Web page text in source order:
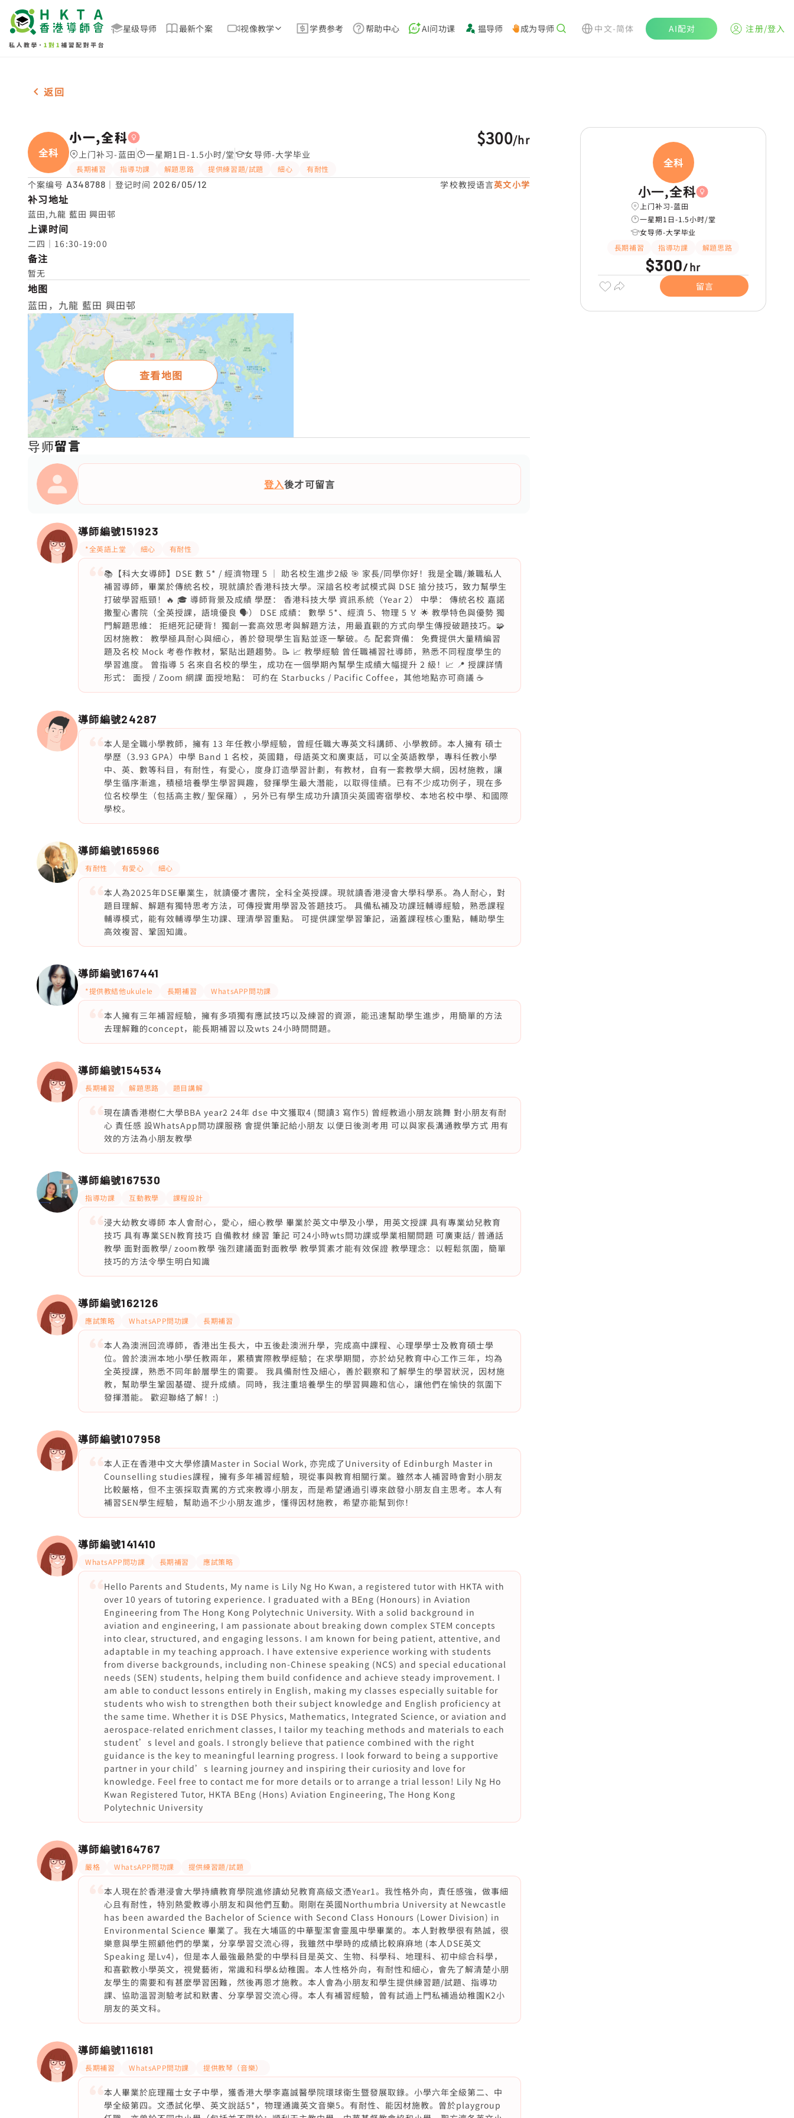
星级导师 最新个案 视像教学 学费参考 帮助中心 AI问功课 揾导师 成为导师 中文-简体 AI配对 注册/登入
女-1名 小一,全科，蓝田 补习推介
返回
全科
小一,全科
上门补习-蓝田 一星期1日-1.5小时/堂 女导师-大学毕业
長期補習 指導功課 解題思路 提供練習題/試題 細心 有耐性
$300/hr
个案编号 A348788 ｜登记时间 2026/05/12 学校教授语言英文小学
补习地址
蓝田,九龍 藍田 興田邨
上课时间
二四｜16:30-19:00
备注
暂无
地图
蓝田，九龍 藍田 興田邨
查看地图
导师留言
登入後才可留言
導師編號151923
*全英語上堂 細心 有耐性
📚【科大女導師】DSE 數 5* / 經濟物理 5 ｜ 助名校生進步2級 🎯 家長/同學你好！我是全職/兼職私人
補習導師，畢業於傳統名校，現就讀於香港科技大學。深諳名校考試模式與 DSE 搶分技巧，致力幫學生
打破學習瓶頸！🔥 🎓 導師背景及成績 學歷： 香港科技大學 資訊系統（Year 2） 中學： 傳統名校 嘉諾
撒聖心書院（全英授課，語境優良 🗣️） DSE 成績： 數學 5*、經濟 5、物理 5 🏅 🌟 教學特色與優勢 獨
門解題思維： 拒絕死記硬背！獨創一套高效思考與解題方法，用最直觀的方式向學生傳授破題技巧。🧩
因材施教： 教學極具耐心與細心，善於發現學生盲點並逐一擊破。💪 配套齊備： 免費提供大量精編習
題及名校 Mock 考卷作教材，緊貼出題趨勢。📝 📈 教學經驗 曾任職補習社導師，熟悉不同程度學生的
學習進度。 曾指導 5 名來自名校的學生，成功在一個學期內幫學生成績大幅提升 2 級！📈 📍 授課詳情
形式： 面授 / Zoom 網課 面授地點： 可約在 Starbucks / Pacific Coffee，其他地點亦可商議 ☕
導師編號24287
本人是全職小學教師，擁有 13 年任教小學經驗，曾經任職大專英文科講師、小學教師。本人擁有 碩士
學歷（3.93 GPA）中學 Band 1 名校，英國籍，母語英文和廣東話，可以全英語教學，專科任教小學
中、英、數等科目，有耐性，有愛心，度身訂造學習計劃，有教材，自有一套教學大綱，因材施教，讓
學生循序漸進，積極培養學生學習興趣，發揮學生最大潛能，以取得佳績。已有不少成功例子，現在多
位名校學生（包括高主教/ 聖保羅），另外已有學生成功升讀頂尖英國寄宿學校、本地名校中學、和國際
學校。
導師編號165966
有耐性 有愛心 細心
本人為2025年DSE畢業生，就讀優才書院，全科全英授課。現就讀香港浸會大學科學系。為人耐心，對
題目理解、解題有獨特思考方法，可傳授實用學習及答題技巧。 具備私補及功課班輔導經驗，熟悉課程
輔導模式，能有效輔導學生功課、理清學習重點。 可提供課堂學習筆記，涵蓋課程核心重點，輔助學生
高效複習、鞏固知識。
導師編號167441
*提供教結他ukulele 長期補習 WhatsAPP問功課
本人擁有三年補習經驗，擁有多項獨有應試技巧以及練習的資源，能迅速幫助學生進步，用簡單的方法
去理解難的concept，能長期補習以及wts 24小時問問題。
導師編號154534
長期補習 解題思路 題目講解
現在讀香港樹仁大學BBA year2 24年 dse 中文獲取4 (閱讀3 寫作5) 曾經教過小朋友跳舞 對小朋友有耐
心 責任感 設WhatsApp問功課服務 會提供筆記給小朋友 以便日後測考用 可以與家長溝通教學方式 用有
效的方法為小朋友教學
導師編號167530
指導功課 互動教學 課程設計
浸大幼教女導師 本人會耐心，愛心，細心教學 畢業於英文中學及小學，用英文授課 具有專業幼兒教育
技巧 具有專業SEN教育技巧 自備教材 練習 筆記 可24小時wts問功課或學業相關問題 可廣東話/ 普通話
教學 面對面教學/ zoom教學 強烈建議面對面教學 教學質素才能有效保證 教學理念：以輕鬆氛圍，簡單
技巧的方法令學生明白知識
導師編號162126
應試策略 WhatsAPP問功課 長期補習
本人為澳洲回流導師，香港出生長大，中五後赴澳洲升學，完成高中課程、心理學學士及教育碩士學
位。曾於澳洲本地小學任教兩年，累積實際教學經驗；在求學期間，亦於幼兒教育中心工作三年，均為
全英授課，熟悉不同年齡層學生的需要。 我具備耐性及細心，善於觀察和了解學生的學習狀況，因材施
教，幫助學生鞏固基礎、提升成績。同時，我注重培養學生的學習興趣和信心，讓他們在愉快的氛圍下
發揮潛能。 歡迎聯絡了解！:)
導師編號107958
本人正在香港中文大學修讀Master in Social Work, 亦完成了University of Edinburgh Master in
Counselling studies課程，擁有多年補習經驗，現從事與教育相關行業。雖然本人補習時會對小朋友
比較嚴格，但不主張採取責罵的方式來教導小朋友，而是希望通過引導來啟發小朋友自主思考。本人有
補習SEN學生經驗，幫助過不少小朋友進步，懂得因材施教，希望亦能幫到你！
導師編號141410
WhatsAPP問功課 長期補習 應試策略
Hello Parents and Students, My name is Lily Ng Ho Kwan, a registered tutor with HKTA with
over 10 years of tutoring experience. I graduated with a BEng (Honours) in Aviation
Engineering from The Hong Kong Polytechnic University. With a solid background in
aviation and engineering, I am passionate about breaking down complex STEM concepts
into clear, structured, and engaging lessons. I am known for being patient, attentive, and
adaptable in my teaching approach. I have extensive experience working with students
from diverse backgrounds, including non-Chinese speaking (NCS) and special educational
needs (SEN) students, helping them build confidence and achieve steady improvement. I
am able to conduct lessons entirely in English, making my classes especially suitable for
students who wish to strengthen both their subject knowledge and English proficiency at
the same time. Whether it is DSE Physics, Mathematics, Integrated Science, or aviation and
aerospace-related enrichment classes, I tailor my teaching methods and materials to each
student’s level and goals. I strongly believe that patience combined with the right
guidance is the key to meaningful learning progress. I look forward to being a supportive
partner in your child’s learning journey and inspiring their curiosity and love for
knowledge. Feel free to contact me for more details or to arrange a trial lesson! Lily Ng Ho
Kwan Registered Tutor, HKTA BEng (Hons) Aviation Engineering, The Hong Kong
Polytechnic University
導師編號164767
嚴格 WhatsAPP問功課 提供練習題/試題
本人現在於香港浸會大學持續教育學院進修讀幼兒教育高級文憑Year1。我性格外向，責任感強，做事細
心且有耐性，特別熱愛教導小朋友和與他們互動。剛剛在英國Northumbria University at Newcastle
has been awarded the Bachelor of Science with Second Class Honours (Lower Division) in
Environmental Science 畢業了。我在大埔區的中華聖潔會靈風中學畢業的。本人對教學很有熱誠，很
樂意與學生照顧他們的學業，分享學習交流心得，我雖然中學時的成績比較麻麻地 (本人DSE英文
Speaking 是Lv4)，但是本人最強最熱愛的中學科目是英文、生物、科學科、地理科、初中綜合科學，
和喜歡教小學英文，視覺藝術，常識和科學&幼稚園。本人性格外向，有耐性和細心，會先了解清楚小朋
友學生的需要和有甚麼學習困難，然後再恩才施教。本人會為小朋友和學生提供練習題/試題、指導功
課、協助溫習測驗考試和默書、分享學習交流心得。本人有補習經驗，曾有試過上門私補過幼稚園K2小
朋友的英文科。
導師編號116181
長期補習 WhatsAPP問功課 提供教琴（音樂）
本人畢業於庇理羅士女子中學，獲香港大學李嘉誠醫學院環球衛生暨發展取錄。小學六年全級第二、中
學全級第四。文憑試化學、英文說話5*，物理通識英文音樂5。有耐性、能因材施教。曾於playgroup
全科
小一,全科
上门补习-蓝田
一星期1日-1.5小时/堂
女导师-大学毕业
長期補習
指導功課 解題思路
$300/hr
留言